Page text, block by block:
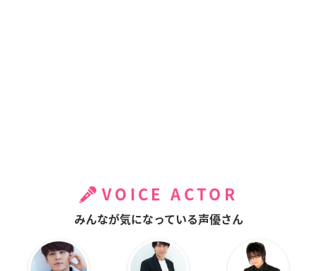
VOICE ACTOR
みんなが気になっている声優さん